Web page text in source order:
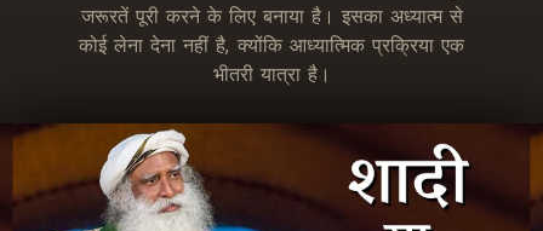
जरूरतें पूरी करने के लिए बनाया है। इसका अध्यात्म से
कोई लेना देना नहीं है, क्योंकि आध्यात्मिक प्रक्रिया एक
भीतरी यात्रा है।